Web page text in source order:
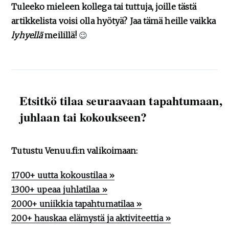
Tuleeko mieleen kollega tai tuttuja, joille tästä
artikkelista voisi olla hyötyä? Jaa tämä heille vaikka
lyhyellämeilillä! 😉
Etsitkö tilaa seuraavaan tapahtumaan,
juhlaan tai kokoukseen?
Tutustu Venuu.fi:n valikoimaan:
1700+ uutta kokoustilaa »
1300+ upeaa juhlatilaa »
2000+ uniikkia tapahtumatilaa »
200+ hauskaa elämystä ja aktiviteettia »